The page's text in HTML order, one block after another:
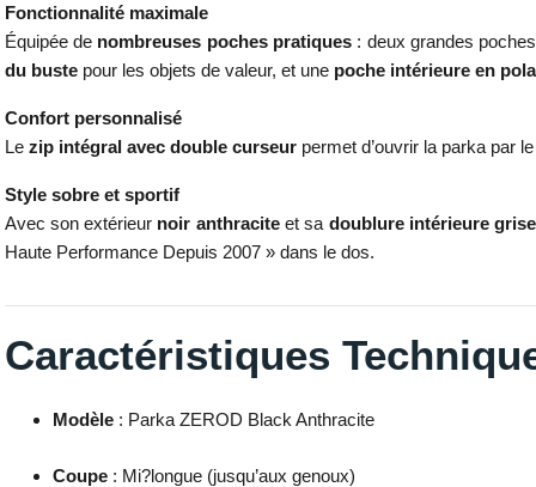
Fonctionnalité maximale
Équipée de nombreuses poches pratiques: deux grandes
du bustepour les objets de valeur, et une poche intérieure en
Confort personnalisé
Le zip intégral avec double curseurpermet d’ouvrir la parka par
Style sobre et sportif
Avec son extérieur noir anthraciteet sa doublure intérieure grise
Haute Performance Depuis 2007 » dans le dos.
Caractéristiques
Modèle: Parka ZEROD Black Anthracite
Coupe: Mi?longue (jusqu’aux genoux)